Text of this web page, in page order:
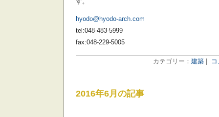
hyodo@hyodo-arch.com
tel:048-483-5999
fax:048-229-5005
カテゴリー： 建築
2016年6月の記事